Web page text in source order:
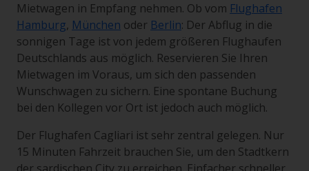
Mietwagen in Empfang nehmen. Ob vom Flughafen
Hamburg, München oder Berlin: Der Abflug in die
sonnigen Tage ist von jedem größeren Flughaufen
Deutschlands aus möglich. Reservieren Sie Ihren
Mietwagen im Voraus, um sich den passenden
Wunschwagen zu sichern. Eine spontane Buchung
bei den Kollegen vor Ort ist jedoch auch möglich.
Der Flughafen Cagliari ist sehr zentral gelegen. Nur
15 Minuten Fahrzeit brauchen Sie, um den Stadtkern